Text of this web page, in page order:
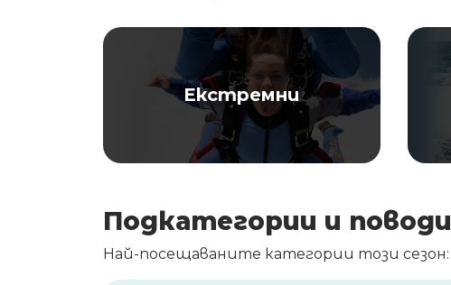
Екстремни
Подкатегории и поводи
Най-посещаваните категории този сезон: